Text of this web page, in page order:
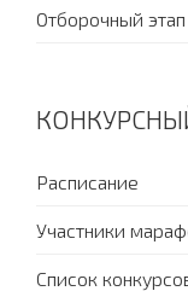
Отборочный этап
Расписание
Участники
Список